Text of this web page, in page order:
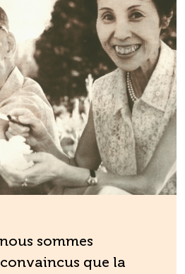
sommes
que la